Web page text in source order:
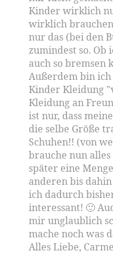
Kinder wirklich
wirklich
nur das (bei den
zumindest so. Ob
auch so bremsen
Außerdem bin
Kinder Kleidung
Kleidung an
ist nur, dass
die selbe Größe
Schuhen!! (von
brauche nun
später eine
anderen bis
ich dadurch
interessant! 🙂
mir unglaublich
mache noch was
Alles Liebe,